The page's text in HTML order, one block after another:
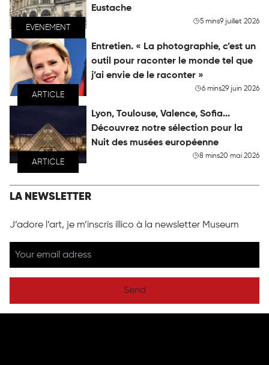
EVENEMENT
Eustache
5 mins9 juillet 2026
ARTICLE
Entretien. « La photographie, c’est un
outil pour raconter le monde tel que
j’ai envie de le raconter »
6 mins29 juin 2026
ARTICLE
Lyon, Toulouse, Valence, Sofia...
Découvrez notre sélection pour la
Nuit des musées européenne
8 mins20 mai 2026
LA NEWSLETTER
J’adore l’art, je m’inscris illico à la newsletter Museum
Send